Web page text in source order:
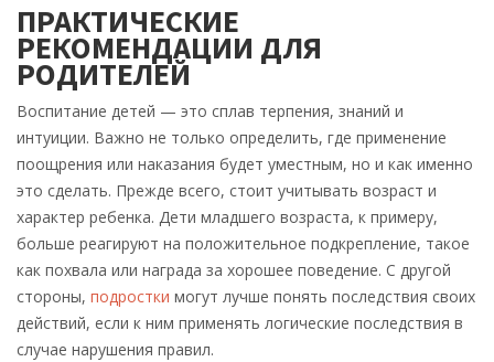
ПРАКТИЧЕСКИЕ
РЕКОМЕНДАЦИИ ДЛЯ
РОДИТЕЛЕЙ
Воспитание детей — это сплав терпения, знаний и
интуиции. Важно не только определить, где применение
поощрения или наказания будет уместным, но и как именно
это сделать. Прежде всего, стоит учитывать возраст и
характер ребенка. Дети младшего возраста, к примеру,
больше реагируют на положительное подкрепление, такое
как похвала или награда за хорошее поведение. С другой
стороны, подростки могут лучше понять последствия своих
действий, если к ним применять логические последствия в
случае нарушения правил.